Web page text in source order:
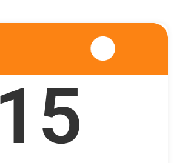
15